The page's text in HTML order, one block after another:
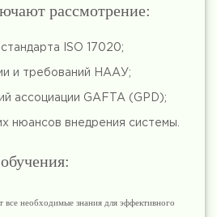
рассмотрение:
ISO 17020;
и требований НААУ;
ассоциации GAFTA (GPD);
нюансов внедрения системы.
все необходимые знания для эффективного